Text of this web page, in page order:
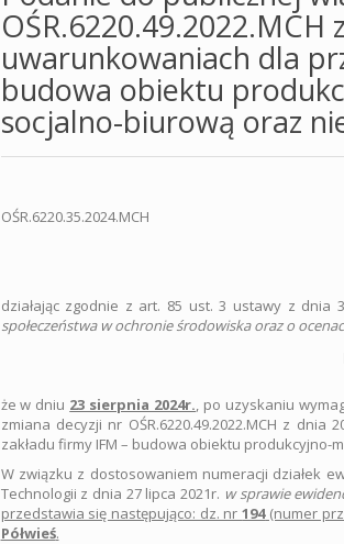
uwarunkowaniach dla
budowa obiektu
socjalno-biurową oraz
działając zgodnie z art. 85 ust. 3 ustawy z dnia
społeczeństwa w ochronie środowiska oraz o
że w dniu 23 sierpnia 2024r., po uzyskaniu
zmiana decyzji nr OŚR.6220.49.2022.MCH z
zakładu firmy IFM – budowa obiektu
W związku z dostosowaniem numeracji działek
Technologii z dnia 27 lipca 2021r. w sprawie
przedstawia się następująco: dz. nr194(numer
Półwieś.